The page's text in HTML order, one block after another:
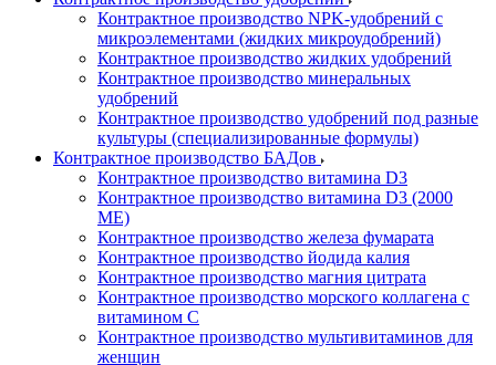
Контрактное производство NPK-удобрений с
микроэлементами (жидких микроудобрений)
Контрактное производство жидких удобрений
Контрактное производство минеральных
удобрений
Контрактное производство удобрений под разные
культуры (специализированные формулы)
Контрактное производство БАДов
Контрактное производство витамина D3
Контрактное производство витамина D3 (2000
МЕ)
Контрактное производство железа фумарата
Контрактное производство йодида калия
Контрактное производство магния цитрата
Контрактное производство морского коллагена с
витамином С
Контрактное производство мультивитаминов для
женщин